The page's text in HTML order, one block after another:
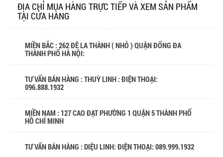
ĐỊA CHỈ MUA HÀNG TRỰC TIẾP VÀ XEM SẢN PHẨM
TẠI CỬA HÀNG
MIỀN BẮC : 262 ĐÊ LA THÀNH ( NHỎ ) QUẬN ĐỐNG ĐA
THÀNH PHỐ HÀ NỘI:
TƯ VẤN BÁN HÀNG : THUỲ LINH : ĐIỆN THOẠI:
096.888.1932
MIỀN NAM : 127 CAO ĐẠT PHƯỜNG 1 QUẬN 5 THÀNH PHỐ
HỒ CHÍ MINH
TƯ VẤN BÁN HÀNG : DIỆU LINH: ĐIỆN THOẠI: 089.999.1932